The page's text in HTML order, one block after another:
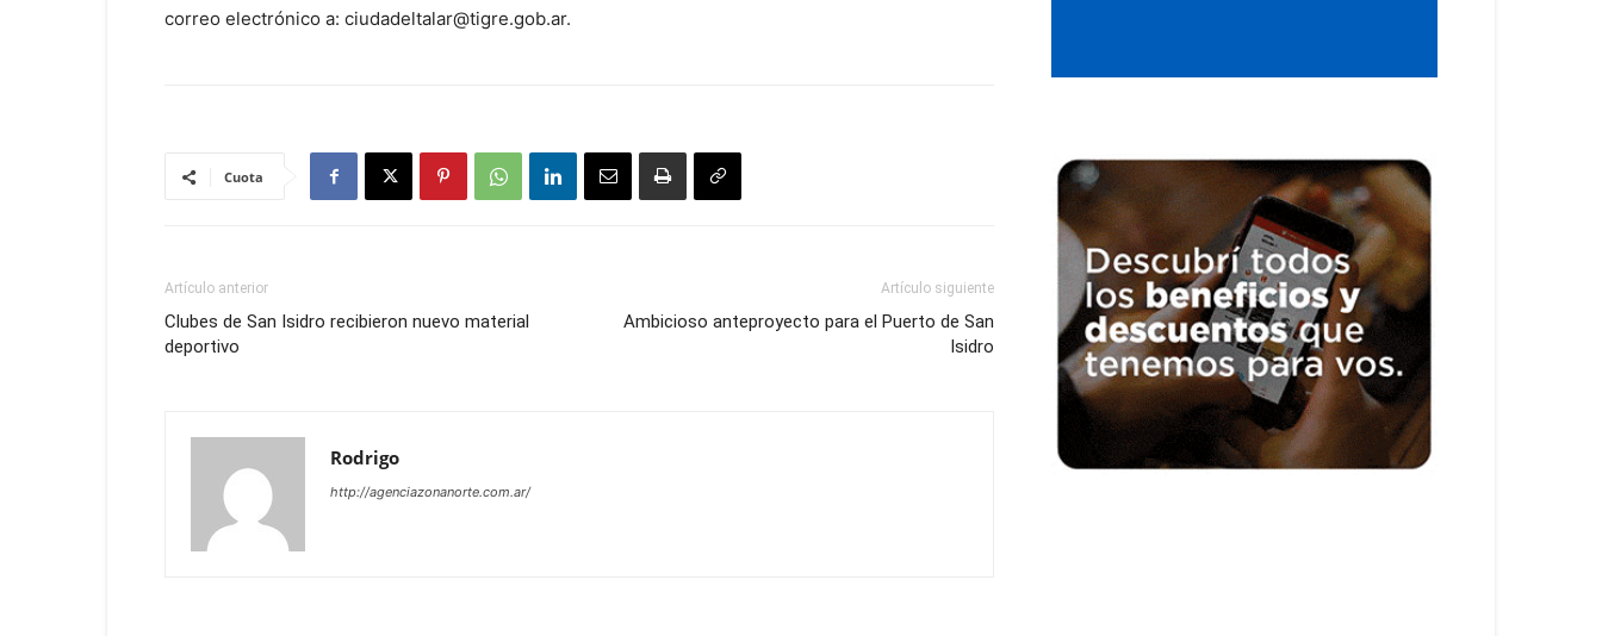
correo electrónico a: ciudadeltalar@tigre.gob.ar.
Cuota
Artículo anterior
Clubes de San Isidro recibieron nuevo material
deportivo
Artículo siguiente
Ambicioso anteproyecto para el Puerto de San
Isidro
Rodrigo
http://agenciazonanorte.com.ar/